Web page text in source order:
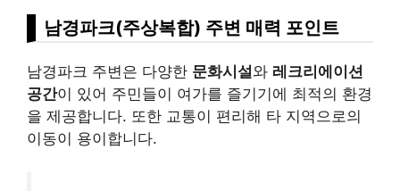
남경파크(주상복합) 주변 매력 포인트
남경파크 주변은 다양한 문화시설와 레크리에이션
공간이 있어 주민들이 여가를 즐기기에 최적의 환경
을 제공합니다. 또한 교통이 편리해 타 지역으로의
이동이 용이합니다.